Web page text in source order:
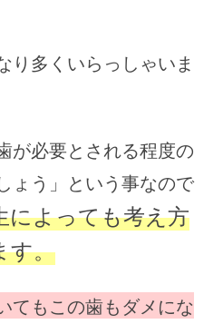
り多くいらっしゃいま
が必要とされる程度の
ょう」という事なので
によっても考え方
す。
てもこの歯もダメにな